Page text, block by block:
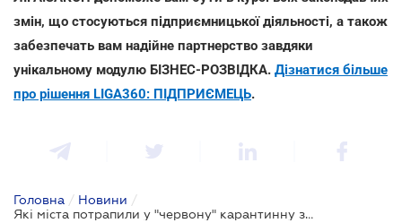
змін, що стосуються підприємницької діяльності, а також
забезпечать вам надійне партнерство завдяки
унікальному модулю БІЗНЕС-РОЗВІДКА. Дізнатися більше
про рішення LIGA360: ПІДПРИЄМЕЦЬ.
Головна / Новини /
Які міста потрапили у "червону" карантинну зону: перелік